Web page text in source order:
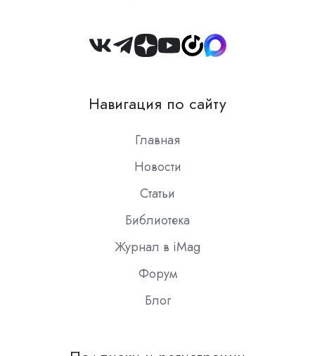
Join
Slack
Навигация по сайту
Главная
Новости
Статьи
Библиотека
Журнал в iMag
Форум
Блог